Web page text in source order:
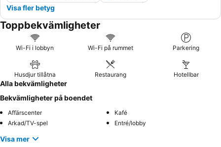
Visa fler betyg
Toppbekvämligheter
Wi-Fi i lobbyn Wi-Fi på rummet Parkering
Husdjur tillåtna Restaurang Hotellbar
Alla bekvämligheter
Bekvämligheter på boendet
Affärscenter
Kafé
Arkad/TV-spel
Entré/lobby
Visa mer